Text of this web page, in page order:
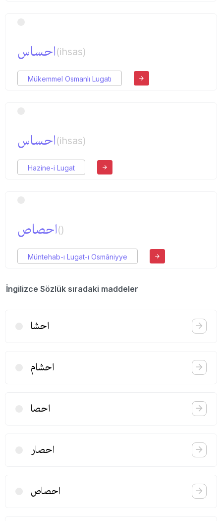
احساس(ihsas)
Mükemmel Osmanlı Lugatı
احساس(ihsas)
Hazine-i Lugat
احصاص()
Müntehab-ı Lugat-ı Osmâniyye
İngilizce Sözlük sıradaki maddeler
احشا
احشام
احصا
احصار
احصاص